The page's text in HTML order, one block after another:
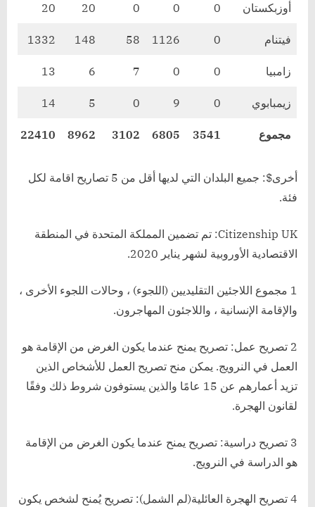
أوزبكستان 0
0
0
20
20
فيتنام 0
1126
58
148
1332
زامبيا 0
0
7
6
13
زيمبابوي 0
9
0
5
14
مجموع 3541
6805
3102
8962
22410
أخرى$: جميع البلدان التي لديها أقل من 5 تصاريح اقامة لكل
فئة.
Citizenship UK: تم تضمين المملكة المتحدة في المنطقة
الاقتصادية الأوروبية لشهر يناير 2020.
1 مجموع اللاجئين التقليديين (اللجوء) ، وحالات اللجوء الأخرى ،
والإقامة الإنسانية ، واللاجئون المهاجرون.
2 تصريح عمل: تصريح يمنح عندما يكون الغرض من الإقامة هو
العمل في النرويج. يمكن منح تصريح العمل للأشخاص الذين
تزيد أعمارهم عن 15 عامًا والذين يستوفون شروط ذلك وفقًا
لقانون الهجرة.
3 تصريح دراسية: تصريح يمنح عندما يكون الغرض من الإقامة
هو الدراسة في النرويج.
4 تصريح الهجرة العائلية(لم الشمل): تصريح يُمنح لشخص يكون